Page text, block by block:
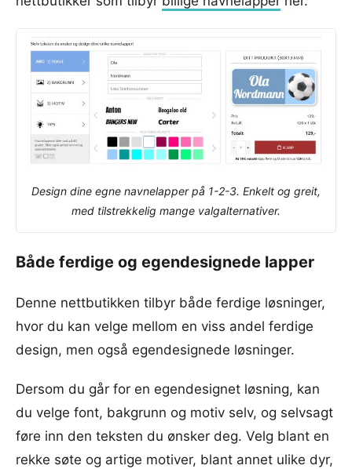
Design dine egne navnelapper på 1-2-3. Enkelt og greit,
med tilstrekkelig mange valgalternativer.
Både ferdige og egendesignede lapper
Denne nettbutikken tilbyr både ferdige løsninger,
hvor du kan velge mellom en viss andel ferdige
design, men også egendesignede løsninger.
Dersom du går for en egendesignet løsning, kan
du velge font, bakgrunn og motiv selv, og selvsagt
føre inn den teksten du ønsker deg. Velg blant en
rekke søte og artige motiver, blant annet ulike dyr,